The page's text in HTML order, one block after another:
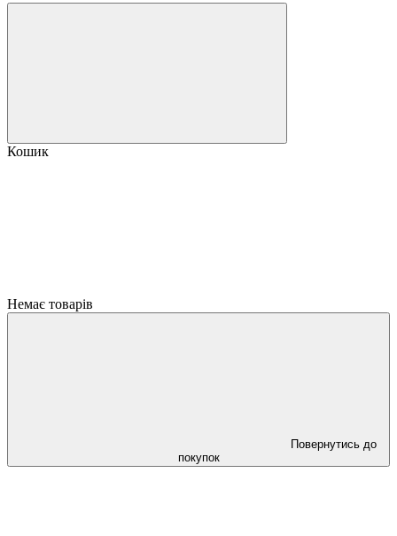
Кошик
Немає товарів
Повернутись до
покупок